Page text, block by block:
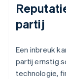
partij
Een inbreuk
partij ernstig
technologie,